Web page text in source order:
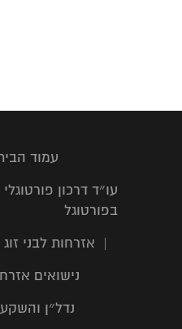
עמוד
עו״ד דרכון
בפורטוגל
|
אזרחות לבני זוג
נישואים
נדל״ן